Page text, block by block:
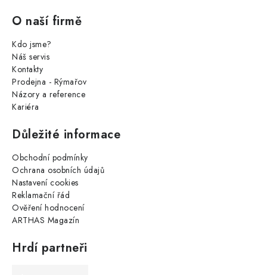
O naší firmě
Kdo jsme?
Náš servis
Kontakty
Prodejna - Rýmařov
Názory a reference
Kariéra
Důležité informace
Obchodní podmínky
Ochrana osobních údajů
Nastavení cookies
Reklamační řád
Ověření hodnocení
ARTHAS Magazín
Hrdí partneři